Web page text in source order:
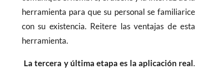
herramienta para que su personal se familiarice
con su existencia. Reitere las ventajas de esta
herramienta.
La tercera y última etapa es la aplicación real.